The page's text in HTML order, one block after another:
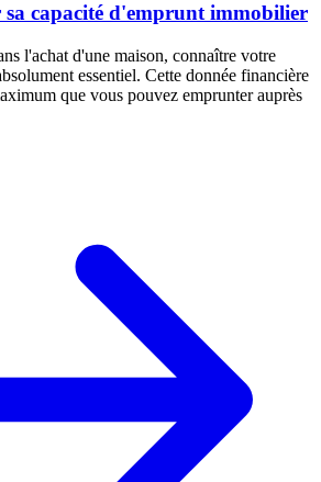
sa capacité d'emprunt immobilier
l'achat d'une maison, connaître votre
essentiel. Cette donnée financière
que vous pouvez emprunter auprès